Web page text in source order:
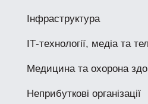
Інфраструктура
ІТ-технології, медіа та
Медицина та охорона
Неприбуткові організації